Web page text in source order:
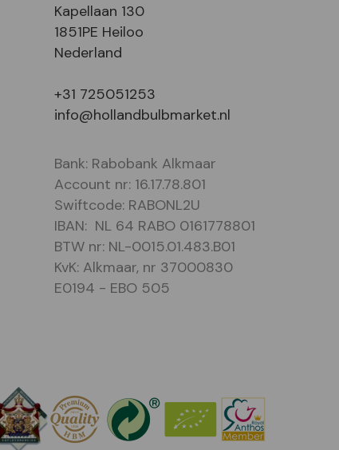
Kapellaan 130
1851PE Heiloo
Nederland
+31 725051253
info@hollandbulbmarket.nl
Bank: Rabobank Alkmaar
Account nr: 16.17.78.801
Swiftcode: RABONL2U
IBAN: NL 64 RABO 0161778801
BTW nr: NL-0015.01.483.B01
KvK: Alkmaar, nr 37000830
E0194 - EBO 505